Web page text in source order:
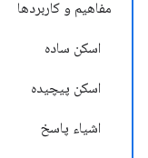
مفاهیم و کاربردها
اسکن ساده
اسکن پیچیده
اشیاء پاسخ